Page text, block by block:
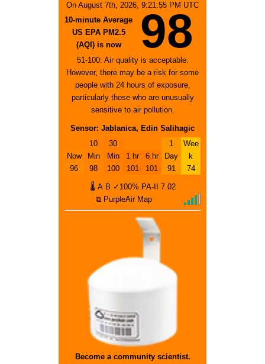
On August 7th, 2026, 9:21:55 PM UTC
10-minute Average
US EPA PM2.5
(AQI) is now
98
51-100: Air quality is acceptable.
However, there may be a risk for some
people with 24 hours of exposure,
particularly those who are unusually
sensitive to air pollution.
Sensor: Jablanica, Edin Salihagic
Now
96
10
Min
98
30
Min
100
1 hr
101
6 hr
101
1
Day
91
Wee
k
74
🌡 A B ✓100% PA-II
7.02
⧉ PurpleAir Map
Become a community scientist.